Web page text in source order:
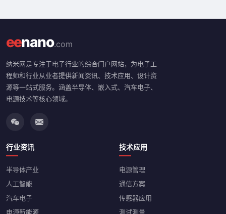
eenano.com
纳米网是专注于电子行业的综合门户网站，为电子工
程师和行业从业者提供新闻资讯、技术应用、设计资
源等一站式服务。涵盖半导体、嵌入式、汽车电子、
电源技术等核心领域。
行业资讯
半导体产业
人工智能
汽车电子
电源新能源
技术应用
电源管理
通信方案
传感器应用
测试测量